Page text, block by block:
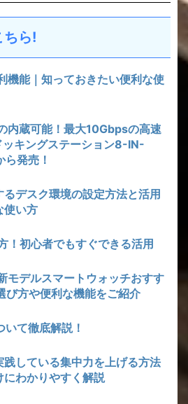
ちら!
能｜知っておきたい便利な使
内蔵可能！最大10Gbpsの高速
キングステーション8-IN-
発売！
デスク環境の設定方法と活用
使い方
！初心者でもすぐできる活用
モデルスマートウォッチおすす
び方や便利な機能をご紹介
て徹底解説！
している集中力を上げる方法
わかりやすく解説